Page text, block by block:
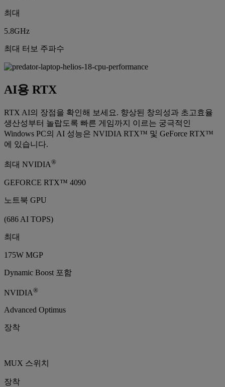
최대
5.8GHz
최대 터보 주파수
AI용 RTX
RTX AI의 장점을 확인해 보세요. 향상된 창의성과 초고효율
생산성부터 놀랍도록 빠른 게임까지 이르는 궁극적인
Windows PC의 AI 성능은 NVIDIA RTX™ 및 GeForce RTX™
에 있습니다.
최대 NVIDIA®
GEFORCE RTX™ 4090
노트북 GPU
(686 AI TOPS)
최대
175W MGP
Dynamic Boost 포함
NVIDIA®
Advanced Optimus
장착
MUX 스위치
장착